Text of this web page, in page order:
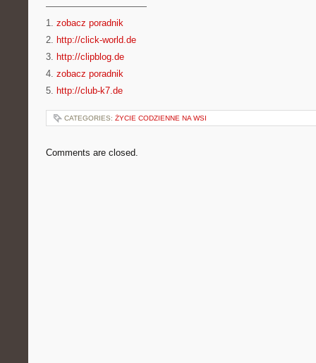
———————————
1. zobacz poradnik
2. http://click-world.de
3. http://clipblog.de
4. zobacz poradnik
5. http://club-k7.de
CATEGORIES: ŻYCIE CODZIENNE NA WSI
Comments are closed.